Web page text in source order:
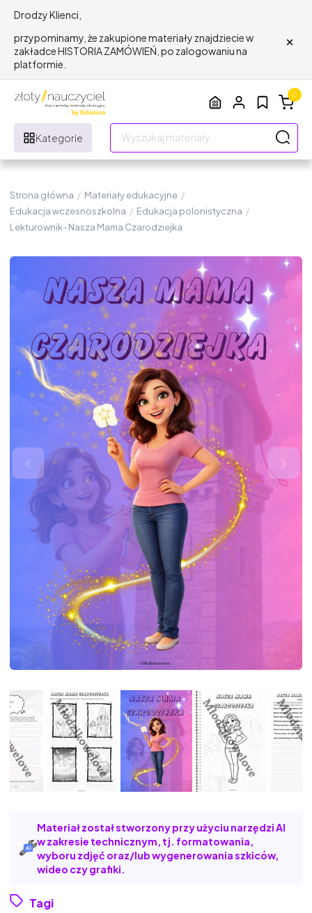
Drodzy Klienci,
przypominamy, że zakupione materiały znajdziecie w
zakładce HISTORIA ZAMÓWIEŃ, po zalogowaniu na
platformie.
×
Kategorie
0
Strona główna / Materiały edukacyjne /
Edukacja wczesnoszkolna / Edukacja polonistyczna /
Lekturownik- Nasza Mama Czarodziejka
Materiał został stworzony przy użyciu narzędzi AI
w zakresie technicznym, tj. formatowania,
wyboru zdjęć oraz/lub wygenerowania szkiców,
wideo czy grafiki.
Tagi